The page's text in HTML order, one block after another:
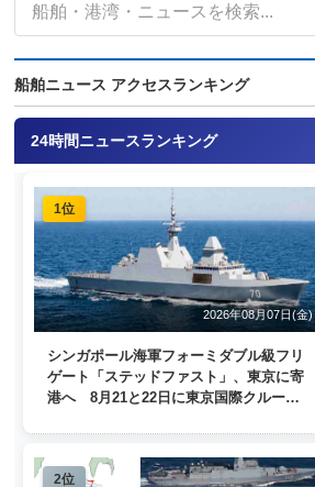
船舶ニュース アクセスランキング
24時間ニュースランキング
1位
2026年08月07日(金)
シンガポール海軍フォーミダブル級フリ
ゲート「ステッドファスト」、東京に寄
港へ 8月21と22日に東京国際クルーズ
2位